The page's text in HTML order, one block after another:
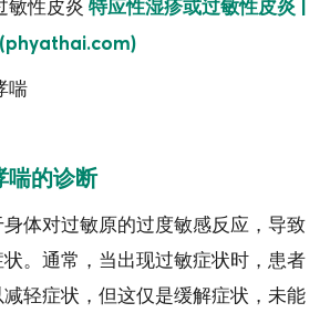
敏性皮炎特应性湿疹或过敏性皮炎 |
喘
喘的诊断
体对过敏原的过度敏感反应，导致
。通常，当出现过敏症状时，患者
轻症状，但这仅是缓解症状，未能